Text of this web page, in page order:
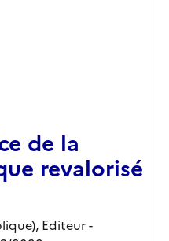
de la
revalorisé
Editeur-